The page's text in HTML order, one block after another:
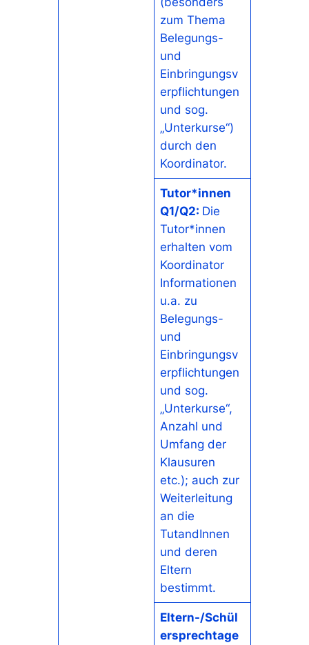
zum Thema
Belegungs-
und
Einbringungsv
erpflichtungen
und sog.
„Unterkurse“)
durch den
Koordinator.
Tutor*innen
Q1/Q2: Die
Tutor*innen
erhalten vom
Koordinator
Informationen
u.a. zu
Belegungs-
und
Einbringungsv
erpflichtungen
und sog.
„Unterkurse“,
Anzahl und
Umfang der
Klausuren
etc.); auch zur
Weiterleitung
an die
TutandInnen
und deren
Eltern
bestimmt.
Eltern-/Schül
ersprechtage